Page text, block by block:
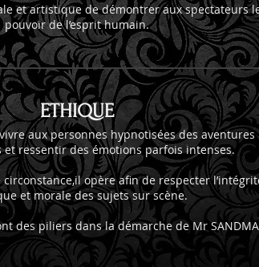
et artistique de démontrer aux spectateurs
pouvoir de l’esprit humain.
ETHIQUE
aux personnes hypnotisées des aventures
ressentir des émotions parfois intenses.
opère afin de respecter
et morale des sujets sur scène.
des piliers dans la démarche de Mr